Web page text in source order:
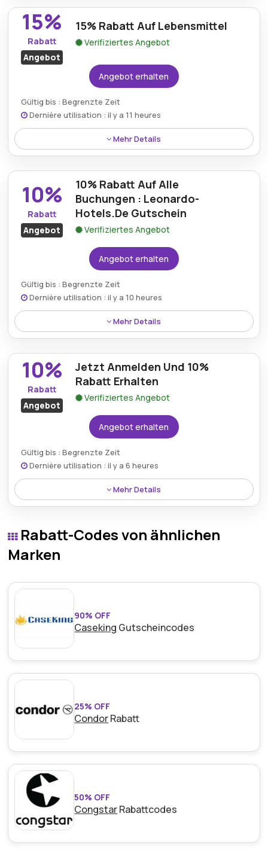
bieten bis zu 20% Rabatt, sodass Kunden
hervorragende Ersparnisse bei ihren
Hotelbuchungen genießen können.
15%
Rabatt
Angebot
15% Rabatt Auf Lebensmittel
Verifiziertes Angebot
Angebot erhalten
Gültig bis : Begrenzte Zeit
Dernière utilisation : il y a 11 heures
Mehr Details
Gäste können 15% auf Speisen sparen, wodurch
kulinarische Erlebnisse in den Leonardo Hotels
erschwinglicher und angenehmer werden.
10%
Rabatt
Angebot
10% Rabatt Auf Alle
Buchungen : Leonardo-
Hotels.De Gutschein
Verifiziertes Angebot
Angebot erhalten
Gültig bis : Begrenzte Zeit
Dernière utilisation : il y a 10 heures
Mehr Details
Ein Leonardo-hotels.de Gutschein bietet 10% auf
alles rund um die Buchung, wodurch Reisende bei
jeder Reservierung konstante Ersparnisse erhalten.
10%
Rabatt
Angebot
Jetzt Anmelden Und 10%
Rabatt Erhalten
Verifiziertes Angebot
Angebot erhalten
Gültig bis : Begrenzte Zeit
Dernière utilisation : il y a 6 heures
Mehr Details
Durch die Anmeldung bei Leonardo Hotels DE wird ein
sofortige Ersparnisse bei ihrer ersten Buchung
garantiert.
Rabatt-Codes von ähnlichen
Marken
90% OFF
Caseking Gutscheincodes
25% OFF
CondorRabatt
50% OFF
CongstarRabattcodes